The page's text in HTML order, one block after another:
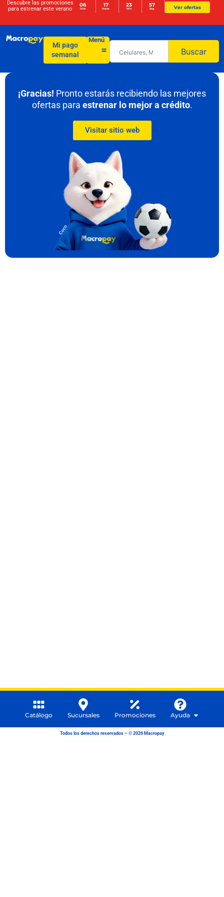
Descubre las promociones
para estrenar este verano
06
Días
17
Horas
23
Min
57
Seg Ver ofertas
Mi pago
semanal
Menú
Buscar
¡Gracias! Pronto estarás recibiendo las mejores
ofertas para estrenar lo mejor a crédito.
Visitar sitio web
Catálogo Sucursales Promociones Ayuda
Todos los derechos reservados – © 2026 Macropay